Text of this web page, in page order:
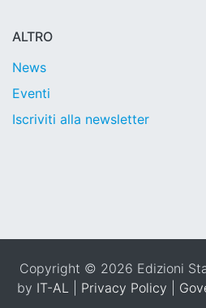
ALTRO
News
Eventi
Iscriviti alla newsletter
Copyright © 2026 Edizioni
by IT-AL Privacy Policy